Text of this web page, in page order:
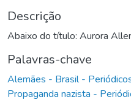
Descrição
Abaixo do título: Aurora
Palavras-chave
Alemães - Brasil -
Propaganda nazista -